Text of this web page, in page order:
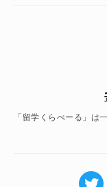
「留学くらべーる」は